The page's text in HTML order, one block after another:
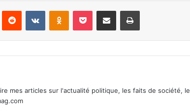
Reddit VKontakteOdnoklassniki
Pocket Partager par email Imprimer
mes articles sur l'actualité politique, les faits de société, le